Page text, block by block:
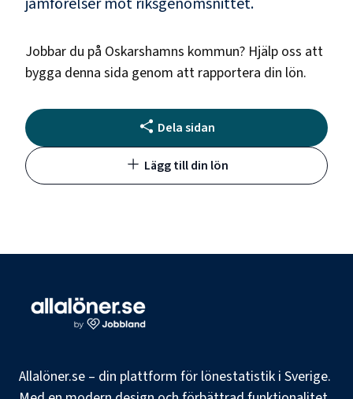
Jobbar du på Oskarshamns kommun? Hjälp oss att
bygga denna sida genom att rapportera din lön.
Dela sidan
Lägg till din lön
Allalöner.se – din plattform för lönestatistik i Sverige.